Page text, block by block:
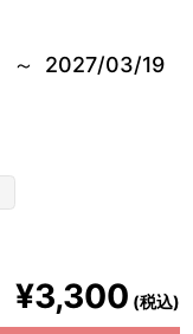
2027/03/19
¥3,300 (税込)